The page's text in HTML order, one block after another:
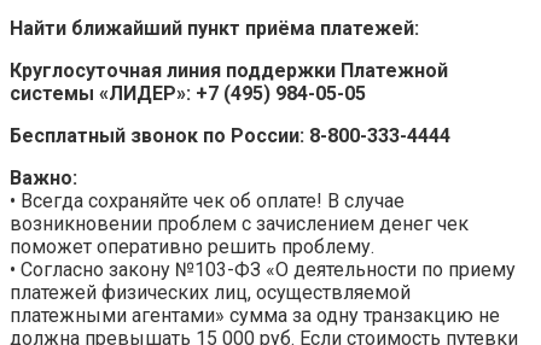
Найти ближайший пункт приёма платежей:
Круглосуточная линия поддержки Платежной
системы «ЛИДЕР»: +7 (495) 984-05-05
Бесплатный звонок по России: 8-800-333-4444
Важно:
• Всегда сохраняйте чек об оплате! В случае
возникновении проблем с зачислением денег чек
поможет оперативно решить проблему.
• Согласно закону №103-ФЗ «О деятельности по приему
платежей физических лиц, осуществляемой
платежными агентами» сумма за одну транзакцию не
должна превышать 15 000 руб. Если стоимость путевки